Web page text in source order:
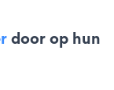
door op hun